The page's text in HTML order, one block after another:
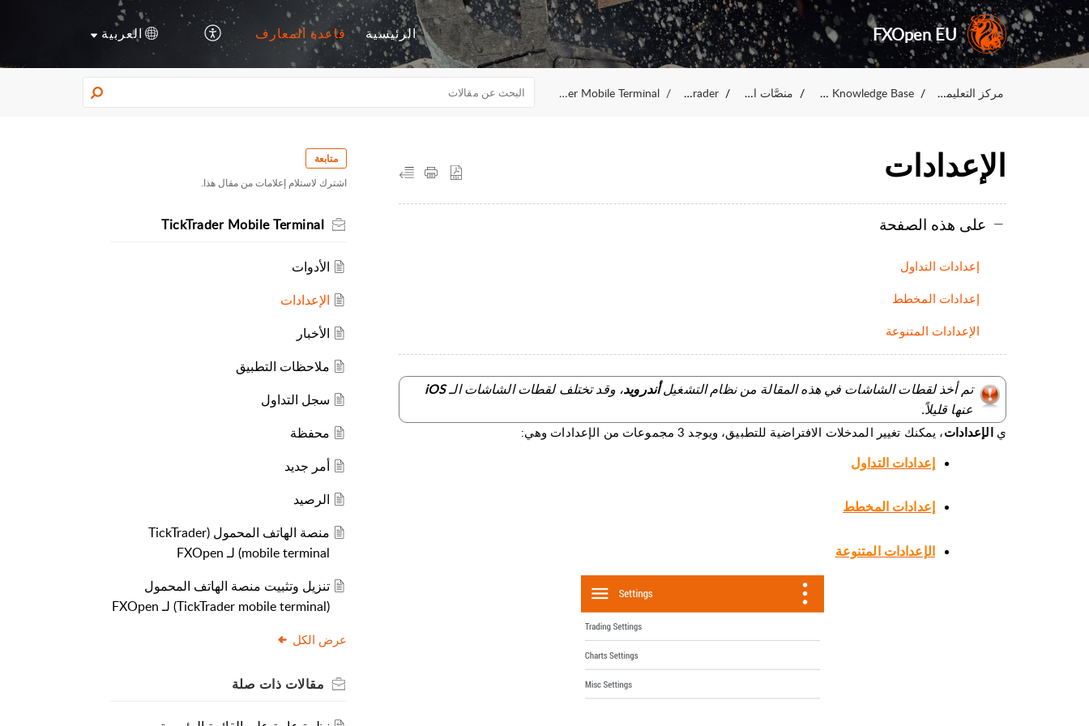
FXOpen EU الرئيسية قاعدة المعارف العربية
مركز التعليمات--- FXOpen Knowledge Base منصَّات التداوُل TickTrader
TickTrader Mobile Terminal
الإعدادات
على هذه الصفحة
إعدادات التداول
إعدادات المخطط
الإعدادات المتنوعة
تم أخذ لقطات الشاشات في هذه المقالة من نظام التشغيلأندرويد، وقد تختلف لقطات الشاشات الـiOS
عنها قليلاً.
ي الإعدادات ، يمكنك تغيير المدخلات الافتراضية للتطبيق، ويوجد 3 مجموعات من الإعدادات وهي:
إعدادات التداول
إعدادات المخطط
الإعدادات المتنوعة
متابعة
اشترك لاستلام إعلامات من مقال هذا.
TickTrader Mobile Terminal
الأدوات
الإعدادات
الأخبار
ملاحظات التطبيق
سجل التداول
محفظة
أمر جديد
الرصيد
منصة الهاتف المحمول (TickTrader
mobile terminal) لـ FXOpen
تنزيل وتثبيت منصة الهاتف المحمول
(TickTrader mobile terminal) لـ FXOpen
عرض الكل
مقالات ذات صلة